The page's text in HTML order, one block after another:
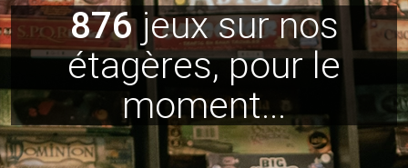
876jeux sur nos
étagères, pour le
moment...